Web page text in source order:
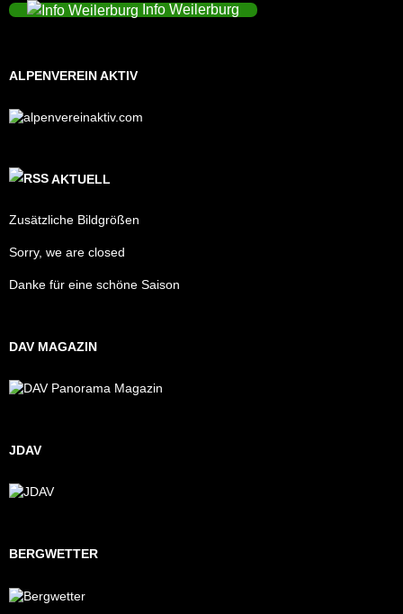
Info Weilerburg
ALPENVEREIN AKTIV
AKTUELL
Zusätzliche Bildgrößen
Sorry, we are closed
Danke für eine schöne Saison
DAV MAGAZIN
JDAV
BERGWETTER